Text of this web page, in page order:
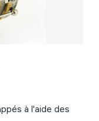
à l'aide des